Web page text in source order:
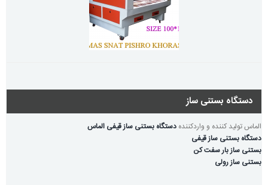
دستگاه بستنی ساز
الماس تولید کننده و واردکننده دستگاه بستنی ساز قیفی الماس
دستگاه بستنی ساز قیفی
بستنی ساز بار سفت کن
بستنی ساز رولی